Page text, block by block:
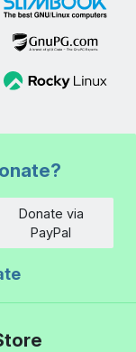
Donate via
PayPal